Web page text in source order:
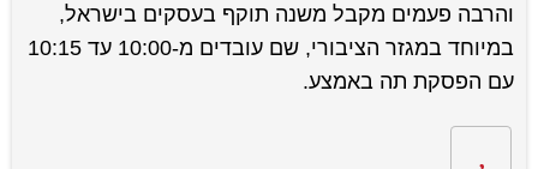
והרבה פעמים מקבל משנה תוקף בעסקים בישראל,
במיוחד במגזר הציבורי, שם עובדים מ-10:00 עד 10:15
עם הפסקת תה באמצע.